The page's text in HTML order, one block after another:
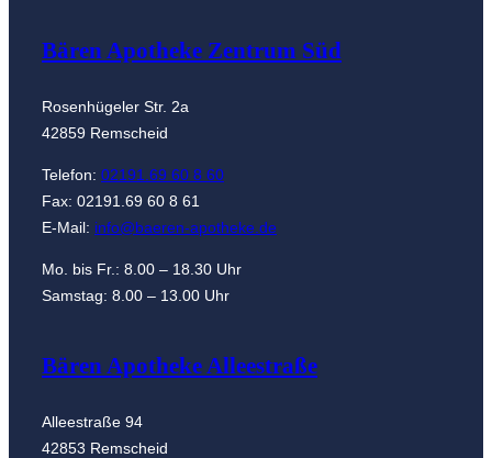
Bären Apotheke Zentrum Süd
Rosenhügeler Str. 2a
42859 Remscheid
Telefon: 02191.69 60 8 60
Fax: 02191.69 60 8 61
E-Mail: info@baeren-apotheke.de
Mo. bis Fr.: 8.00 – 18.30 Uhr
Samstag: 8.00 – 13.00 Uhr
Bären Apotheke Alleestraße
Alleestraße 94
42853 Remscheid